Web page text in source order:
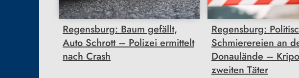
Regensburg: Baum gefällt,
Auto Schrott – Polizei ermittelt
nach Crash
Regensburg:
Schmierereien an
Donaulände –
zweiten Täter